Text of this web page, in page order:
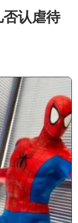
否认虐待